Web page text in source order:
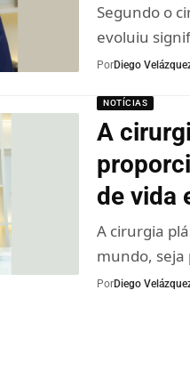
Segundo o
evoluiu
PorDiego
NOTÍCIAS
A
de vida
A cirurgia
mundo, seja
PorDiego